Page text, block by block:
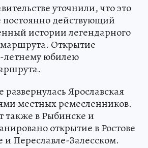
уточнили, что это
постоянно действующий
истории легендарного
маршрута. Открытие
летнему юбилею
Ярославская
местных ремесленников.
также в Рыбинске и
открытие в Ростове
и Переславле-Залесском.